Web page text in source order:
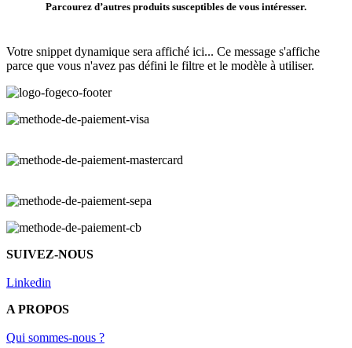
Parcourez d’autres produits susceptibles de vous intéresser.
Votre snippet dynamique sera affiché ici... Ce message s'affiche
parce que vous n'avez pas défini le filtre et le modèle à utiliser.
SUIVEZ-NOUS
Linkedin
A PROPOS
Qui sommes-nous ?